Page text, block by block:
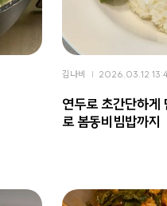
김나비 2026.03.12
연두로 초간단하게
로 봄동비빔밥까지